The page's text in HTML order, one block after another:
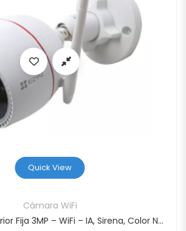
Quick View
Cámara WiFi
Camara IP Exterior Fija 3MP – WiFi – IA, Sirena, Color Noche, Audio – H3c 2K